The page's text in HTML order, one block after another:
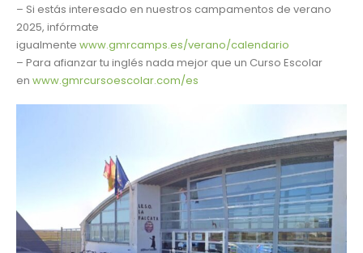
– Si estás interesado en nuestros campamentos de verano
2025, infórmate
igualmente www.gmrcamps.es/verano/calendario
– Para afianzar tu inglés nada mejor que un Curso Escolar
en www.gmrcursoescolar.com/es